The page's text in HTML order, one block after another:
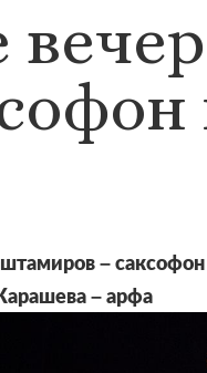
– саксофон
– арфа